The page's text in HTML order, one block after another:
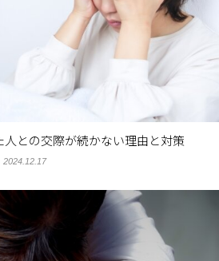
との交際が続かない理由と対策
2024.12.17